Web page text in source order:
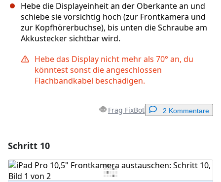
Hebe die Displayeinheit an der Oberkante an und
schiebe sie vorsichtig hoch (zur Frontkamera und
zur Kopfhörerbuchse), bis unten die Schraube am
Akkustecker sichtbar wird.
Hebe das Display nicht mehr als 70° an, du
könntest sonst die angeschlossen
Flachbandkabel beschädigen.
Frag FixBot 2 Kommentare
Kommentar hinzufügen
Schritt 10